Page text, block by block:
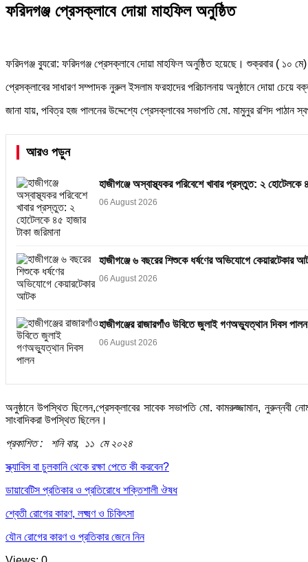
ফরিদগঞ্জ প্রেসক্লাবে দোয়া মাহফিল অনুষ্ঠিত
ফরিদগঞ্জ ব্যুরো: ফরিদগঞ্জ প্রেসক্লাবে দোয়া মাহফিল অনুষ্ঠিত হয়েছে। শুক্রবার ( ১০
প্রেসক্লাবের সাধারণ সম্পাদক নুরুল ইসলাম ফরহাদের পরিচালনায় অনুষ্ঠানে দোয়া চেয়ে
জানা যায়, পবিত্র হজ পালনের উদ্দেশ্যে প্রেসক্লাবের সভাপতি মো. মামুনুর রশিদ পাঠান
আরও পড়ুন
হাজীগঞ্জে অস্বাস্থ্যকর পরিবেশে খাবার প্রস্তুত: ২ হোটেলকে
06 August 2026
হাজীগঞ্জে ৬ বছরের শিশুকে ধর্ষণের অভিযোগে কেয়ারটেকার
06 August 2026
হাজীগঞ্জের রাজারগাঁও উবিতে জুলাই গণঅভ্যুত্থান দিবস পালন
06 August 2026
অনুষ্ঠানে উপস্থিত ছিলেন,প্রেসক্লাবের সাবেক সভাপতি মো. কামরুজ্জামান, নুরুন্নবী
সাংবাদিকরা উপস্থিত ছিলেন।
প্রকাশিত : শনি বার, ১১ মে ২০২৪
স্ক্যাবিস বা চুলকানি থেকে রক্ষা পেতে কী করবেন?
ডায়াবেটিস প্রতিকার ও প্রতিরোধে শক্তিশালী ঔষধ
শ্বেতী রোগের কারণ, লক্ষ্মণ ও চিকিৎসা
যৌন রোগের কারণ ও প্রতিকার জেনে নিন